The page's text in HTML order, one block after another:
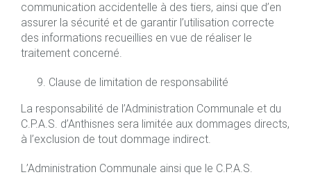
communication accidentelle à des tiers, ainsi que d’en
assurer la sécurité et de garantir l’utilisation correcte
des informations recueillies en vue de réaliser le
traitement concerné.
Clause de limitation de responsabilité
La responsabilité de l’Administration Communale et du
C.P.A.S. d’Anthisnes sera limitée aux dommages directs,
à l’exclusion de tout dommage indirect.
L’Administration Communale ainsi que le C.P.A.S.